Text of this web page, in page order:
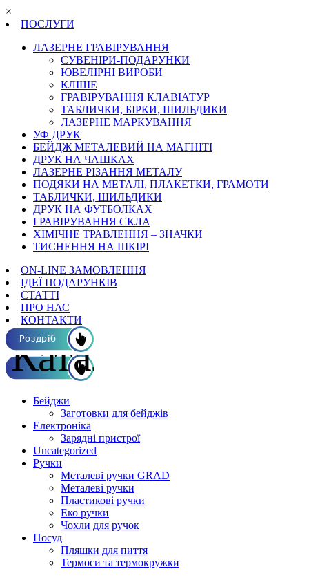
×
ПОСЛУГИ
ЛАЗЕРНЕ ГРАВІРУВАННЯ
СУВЕНІРИ-ПОДАРУНКИ
ЮВЕЛІРНІ ВИРОБИ
КЛІШЕ
ГРАВІРУВАННЯ КЛАВІАТУР
ТАБЛИЧКИ, БІРКИ, ШИЛЬДИКИ
ЛАЗЕРНЕ МАРКУВАННЯ
УФ ДРУК
БЕЙДЖ МЕТАЛЕВИЙ НА МАГНІТІ
ДРУК НА ЧАШКАХ
ЛАЗЕРНЕ РІЗАННЯ МЕТАЛУ
ПОДЯКИ НА МЕТАЛІ, ПЛАКЕТКИ, ГРАМОТИ
ТАБЛИЧКИ, ШИЛЬДИКИ
ДРУК НА ФУТБОЛКАХ
ГРАВІРУВАННЯ СКЛА
ХІМІЧНЕ ТРАВЛЕННЯ – ЗНАЧКИ
ТИСНЕННЯ НА ШКІРІ
ON-LINE ЗАМОВЛЕННЯ
ІДЕЇ ПОДАРУНКІВ
СТАТТІ
ПРО НАС
КОНТАКТИ
Роздріб
Каталог ОПТ
Бейджи
Заготовки для бейджів
Електроніка
Зарядні пристрої
Uncategorized
Ручки
Металеві ручки GRAD
Металеві ручки
Пластикові ручки
Еко ручки
Чохли для ручок
Посуд
Пляшки для пиття
Термоси та термокружки